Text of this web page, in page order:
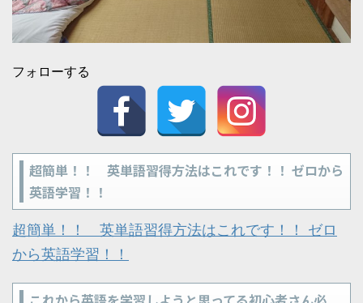
フォローする
超簡単！！ 英単語習得方法はこれです！！ ゼロから
英語学習！！
超簡単！！ 英単語習得方法はこれです！！ ゼロ
から英語学習！！